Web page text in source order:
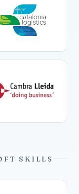
SKILLS